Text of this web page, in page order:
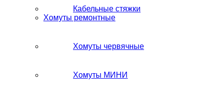
Кабельные стяжки
Хомуты ремонтные
Хомуты червячные
Хомуты МИНИ